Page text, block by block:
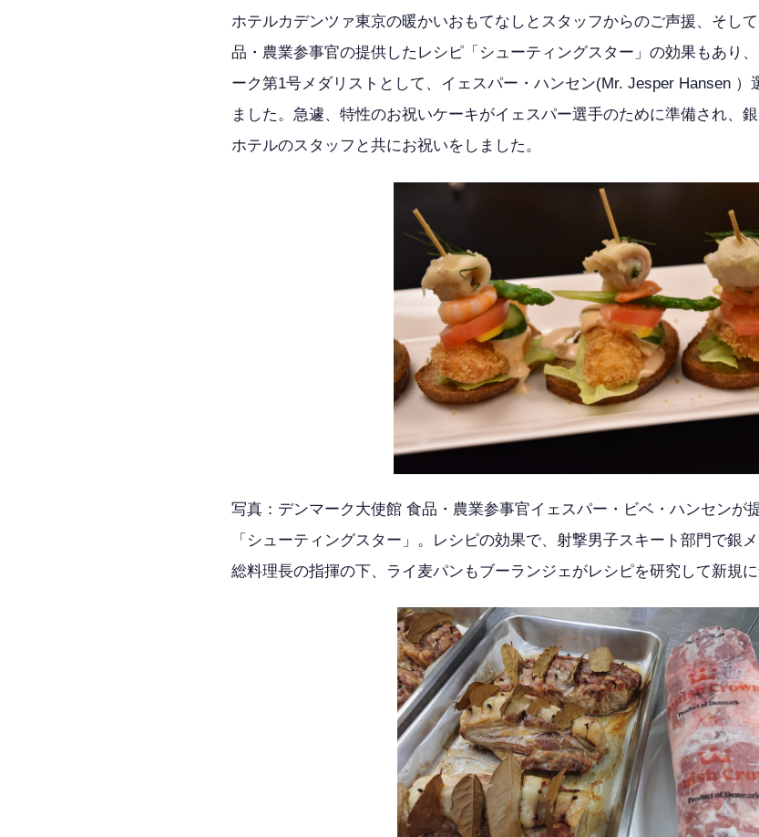
ホテルカデンツァ東京の暖かいおもてなしとスタッフからのご声援、そし
品・農業参事官の提供したレシピ「シューティングスター」の効果もあり
ーク第1号メダリストとして、イェスパー・ハンセン(Mr. Jesper Hansen ）
ました。急遽、特性のお祝いケーキがイェスパー選手のために準備され、
ホテルのスタッフと共にお祝いをしました。
写真：デンマーク大使館 食品・農業参事官イェスパー・ビベ・ハンセンが
「シューティングスター」。レシピの効果で、射撃男子スキート部門で銀
総料理長の指揮の下、ライ麦パンもブーランジェがレシピを研究して新規に